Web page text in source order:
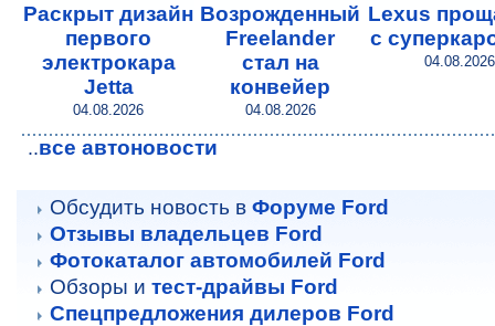
Раскрыт дизайн
первого
электрокара
Jetta
04.08.2026
Возрожденный
Freelander
стал на
конвейер
04.08.2026
Lexus
с
04.08.2026
..все автоновости
Обсудить новость в Форуме Ford
Отзывы владельцев Ford
Фотокаталог автомобилей Ford
Обзоры и тест-драйвы Ford
Спецпредложения дилеров Ford